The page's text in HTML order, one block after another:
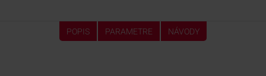
POPIS PARAMETRE NÁVODY